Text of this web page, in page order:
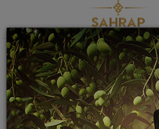
"kayısı" etiketiyle eşleşen (15) tarif
bulundu.